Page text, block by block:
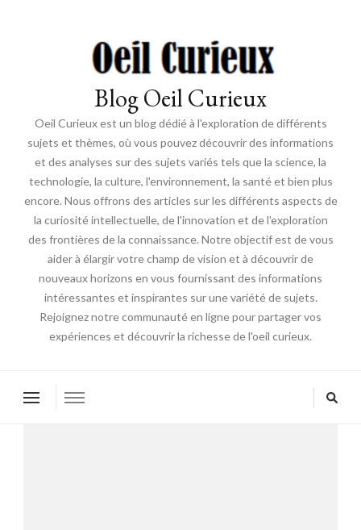
Blog Oeil Curieux
Oeil Curieux est un blog dédié à l'exploration de différents
sujets et thèmes, où vous pouvez découvrir des informations
et des analyses sur des sujets variés tels que la science, la
technologie, la culture, l'environnement, la santé et bien plus
encore. Nous offrons des articles sur les différents aspects de
la curiosité intellectuelle, de l'innovation et de l'exploration
des frontières de la connaissance. Notre objectif est de vous
aider à élargir votre champ de vision et à découvrir de
nouveaux horizons en vous fournissant des informations
intéressantes et inspirantes sur une variété de sujets.
Rejoignez notre communauté en ligne pour partager vos
expériences et découvrir la richesse de l'oeil curieux.